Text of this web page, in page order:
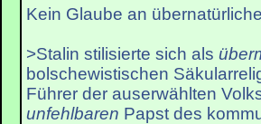
Kein Glaube an
>Stalin stilisierte sich als
bolschewistischen
Führer der auserwählten
unfehlbaren Papst des